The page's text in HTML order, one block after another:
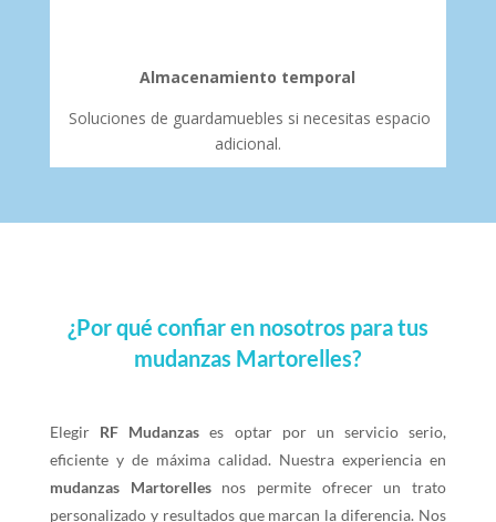
Almacenamiento temporal
Soluciones de guardamuebles si necesitas espacio
adicional.
¿Por qué confiar en nosotros para tus
mudanzas Martorelles?
Elegir RF Mudanzas es optar por un servicio serio,
eficiente y de máxima calidad. Nuestra experiencia en
mudanzas Martorellesnos permite ofrecer un trato
personalizado y resultados que marcan la diferencia. Nos